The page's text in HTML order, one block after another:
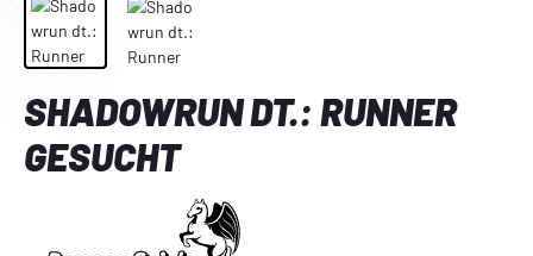
SHADOWRUN DT.: RUNNER
GESUCHT